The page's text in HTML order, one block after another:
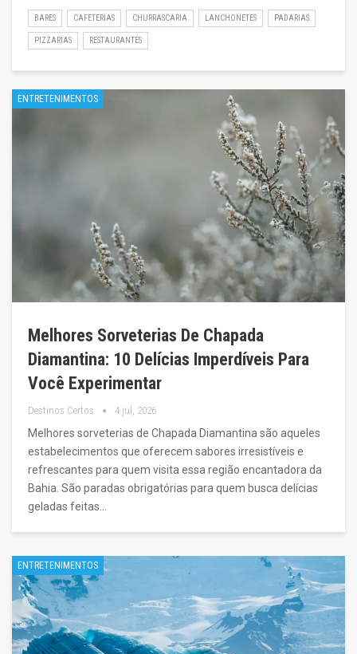
BARES CAFETERIAS CHURRASCARIA LANCHONETES PADARIAS
PIZZARIAS RESTAURANTES
ENTRETENIMENTOS
Melhores Sorveterias De Chapada
Diamantina: 10 Delícias Imperdíveis Para
Você Experimentar
Destinos Certos 4 jul, 2026
Melhores sorveterias de Chapada Diamantina são aqueles
estabelecimentos que oferecem sabores irresistíveis e
refrescantes para quem visita essa região encantadora da
Bahia. São paradas obrigatórias para quem busca delícias
geladas feitas…
ENTRETENIMENTOS